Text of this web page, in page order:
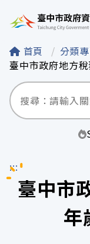
臺中
首頁 分類
臺中市政府地方
:::
臺中市
年